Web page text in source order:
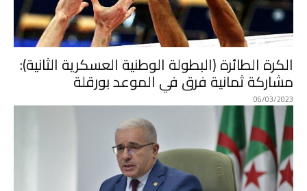
الكرة الطائرة (البطولة الوطنية العسكرية الثانية):
مشاركة ثمانية فرق في الموعد بورقلة
06/03/2023